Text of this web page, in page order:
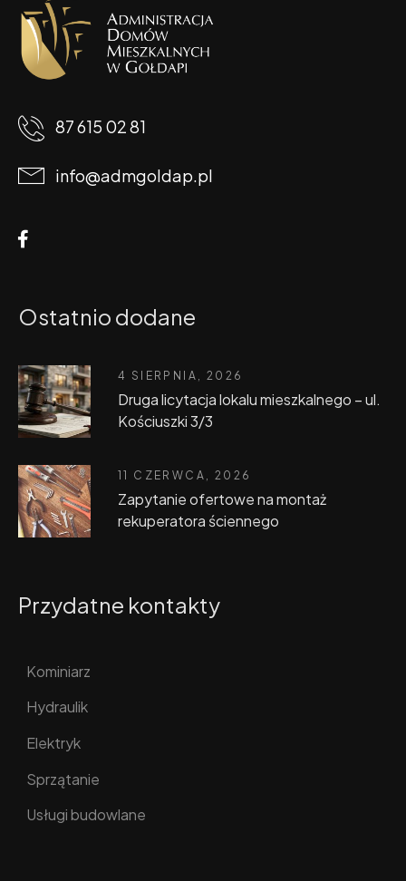
87 615 02 81
info@admgoldap.pl
Ostatnio dodane
4 SIERPNIA, 2026
Druga licytacja lokalu mieszkalnego – ul.
Kościuszki 3/3
11 CZERWCA, 2026
Zapytanie ofertowe na montaż
rekuperatora ściennego
Przydatne kontakty
Kominiarz
Hydraulik
Elektryk
Sprzątanie
Usługi budowlane